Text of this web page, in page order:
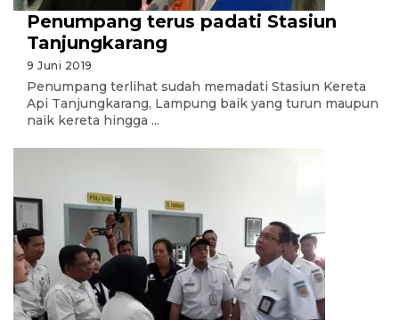
Penumpang terus padati Stasiun
Tanjungkarang
9 Juni 2019
Penumpang terlihat sudah memadati Stasiun Kereta
Api Tanjungkarang, Lampung baik yang turun maupun
naik kereta hingga ...